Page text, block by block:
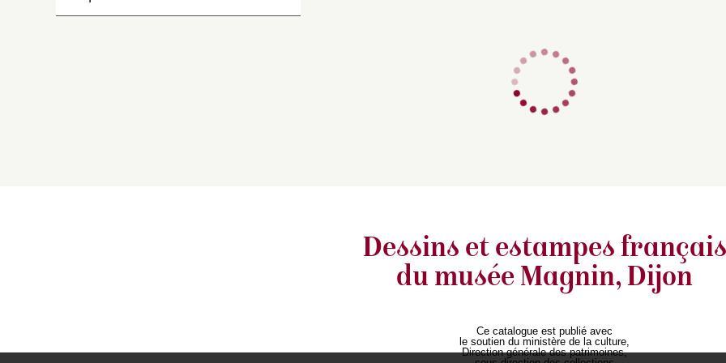
Dessins et estampes français
du musée Magnin, Dijon
Ce catalogue est publié avec
le soutien du ministère de la culture,
Direction générale des patrimoines,